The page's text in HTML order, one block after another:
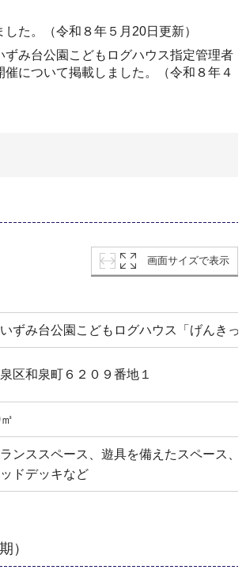
た。（令和８年５月20日更新）
ずみ台公園こどもログハウス指定管理者
催について掲載しました。（令和８年４
画面サイズで表示
ずみ台公園こどもログハウス「げんきっ
区和泉町６２０９番地１
ンススペース、遊具を備えたスペース
ドデッキなど
）